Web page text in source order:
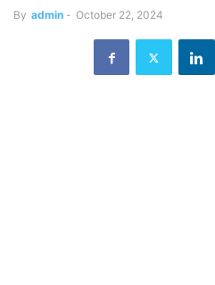
By admin - October 22, 2024